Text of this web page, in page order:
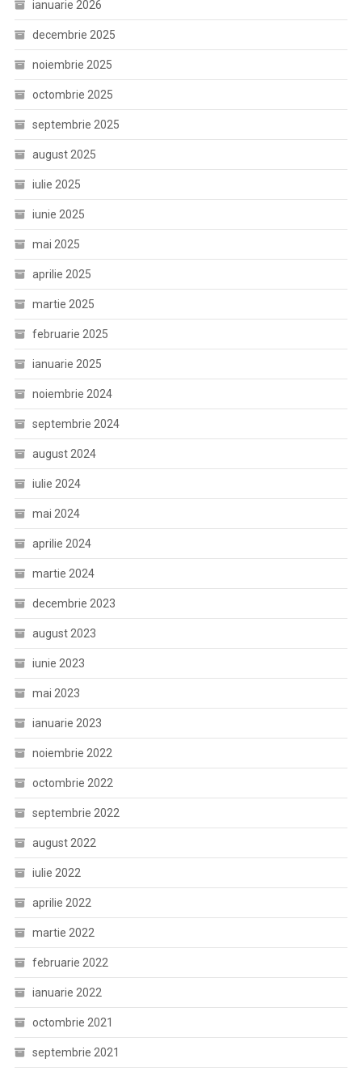
ianuarie 2026
decembrie 2025
noiembrie 2025
octombrie 2025
septembrie 2025
august 2025
iulie 2025
iunie 2025
mai 2025
aprilie 2025
martie 2025
februarie 2025
ianuarie 2025
noiembrie 2024
septembrie 2024
august 2024
iulie 2024
mai 2024
aprilie 2024
martie 2024
decembrie 2023
august 2023
iunie 2023
mai 2023
ianuarie 2023
noiembrie 2022
octombrie 2022
septembrie 2022
august 2022
iulie 2022
aprilie 2022
martie 2022
februarie 2022
ianuarie 2022
octombrie 2021
septembrie 2021